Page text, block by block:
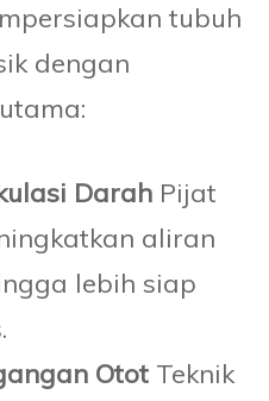
tubuh
dengan
Darah Pijat
aliran
lebih siap
Otot Teknik